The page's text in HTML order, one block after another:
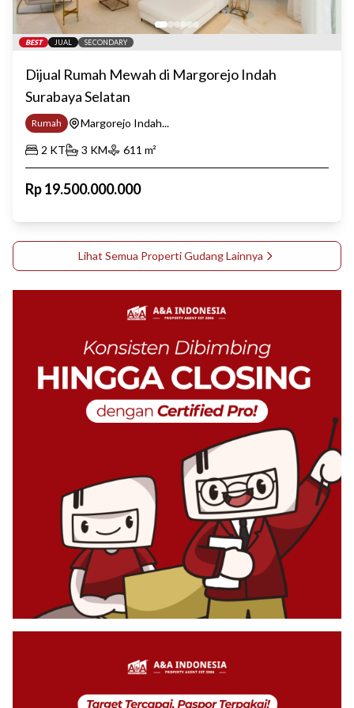
BEST JUAL SECONDARY
Dijual Rumah Mewah di Margorejo Indah
Surabaya Selatan
Rumah
Margorejo Indah...
2 KT 3 KM 611 m²
Rp19.500.000.000
Lihat Semua PropertiGudangLainnya